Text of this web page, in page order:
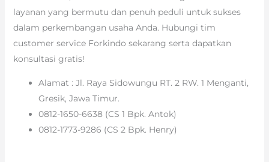
layanan yang bermutu dan penuh peduli untuk sukses
dalam perkembangan usaha Anda. Hubungi tim
customer service Forkindo sekarang serta dapatkan
konsultasi gratis!
Alamat : Jl. Raya Sidowungu RT. 2 RW. 1 Menganti,
Gresik, Jawa Timur.
0812-1650-6638 (CS 1 Bpk. Antok)
0812-1773-9286 (CS 2 Bpk. Henry)